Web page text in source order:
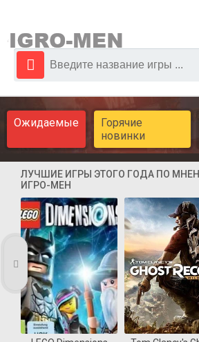
Ожидаемые
Горячие
новинки
ЛУЧШИЕ ИГРЫ ЭТОГО ГОДА ПО
ИГРО-МЕН